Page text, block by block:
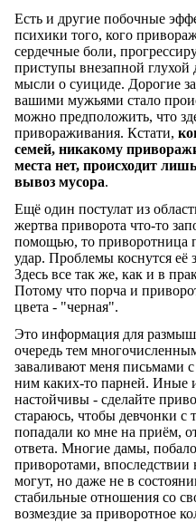
Есть и другие побочные
психики того, кого
сердечные боли,
приступы внезапной глухой
мысли о суициде. Дорогие
вашими мужьями стало
можно предположить, что
привораживания. Кстати,
семей, никакому
места нет, происходит
вывоз мусора.
Ещё один постулат из
жертва приворота что-то
помощью, то приворотница
удар. Проблемы коснутся её
Здесь все так же, как и в
Потому что порча и
цвета - "черная".
Это информация для
очередь тем
заваливают меня письмами
ним каких-то парней. Иные
настойчивы - сделайте
стараюсь, чтобы девчонки
попадали ко мне на приём,
ответа. Многие дамы,
приворотами,
могут, но даже не в
стабильные отношения со
возмездие за приворотное